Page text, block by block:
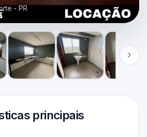
- PR
principais